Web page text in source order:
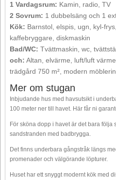
1 Vardagsrum: Kamin, radio, TV
2 Sovrum: 1 dubbelsäng och 1
Kök: Barnstol, elspis, ugn, kyl-
kaffebryggare, diskmaskin
Bad/WC: Tvättmaskin, wc,
och: Altan, elvärme, luft/luft
trädgård 750 m², modern
Mer om stugan
Inbjudande hus med havsutsikt i
100 meter ner till havet. Här får ni
För sköna dopp i havet är det bara följa
sandstranden med badbrygga.
Det finns underbara gångstråk längs
promenader och välgörande löpturer.
Huset har ett snyggt modernt kök med